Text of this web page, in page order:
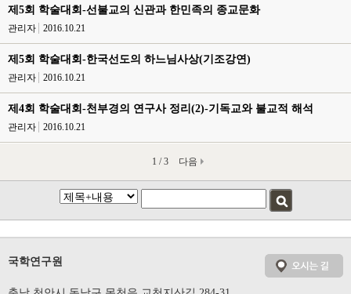
제5회 학술대회-선불교의 신관과 한민족의 종교문화
관리자 2016.10.21
제5회 학술대회-한국선도의 하느님사상(기조강연)
관리자 2016.10.21
제4회 학술대회-천부경의 연구사 정리(2)-기독교와 불교적 해석
관리자 2016.10.21
1 / 3 다음
국학연구원